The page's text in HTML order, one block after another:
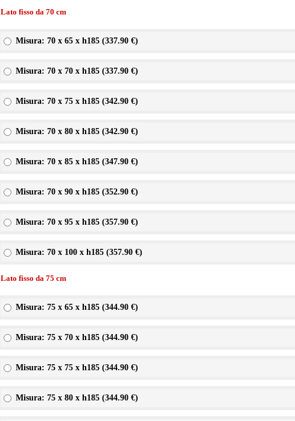
Lato fisso da 70 cm
Misura: 70 x 65 x h185 (337.90 €)
Misura: 70 x 70 x h185 (337.90 €)
Misura: 70 x 75 x h185 (342.90 €)
Misura: 70 x 80 x h185 (342.90 €)
Misura: 70 x 85 x h185 (347.90 €)
Misura: 70 x 90 x h185 (352.90 €)
Misura: 70 x 95 x h185 (357.90 €)
Misura: 70 x 100 x h185 (357.90 €)
Lato fisso da 75 cm
Misura: 75 x 65 x h185 (344.90 €)
Misura: 75 x 70 x h185 (344.90 €)
Misura: 75 x 75 x h185 (344.90 €)
Misura: 75 x 80 x h185 (344.90 €)